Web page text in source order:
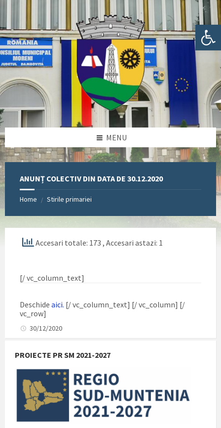
Deschide bara de unelte
sidebar
sidebar
MENU
ANUNȚ COLECTIV DIN DATA DE 30.12.2020
Home / Stirile primariei
Accesari totale: 173 , Accesari astazi: 1
[/ vc_column_text]
Deschide aici. [/ vc_column_text] [/ vc_column] [/
vc_row]
30/12/2020
PROIECTE PR SM 2021-2027